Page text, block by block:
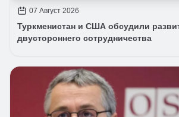
07 Август 2026
Туркменистан и США обсудили
двустороннего сотрудничества